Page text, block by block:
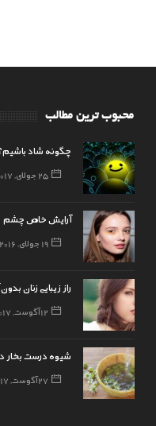
محبوب ترین مطالب
چگونه شاد
25 جولای, 2017
آرایش خاص چشم
19 جولای, 2016
راز زیبایی زنان
12 آگوست, 2017
شیوه درست بخار
27 آگوست, 2017